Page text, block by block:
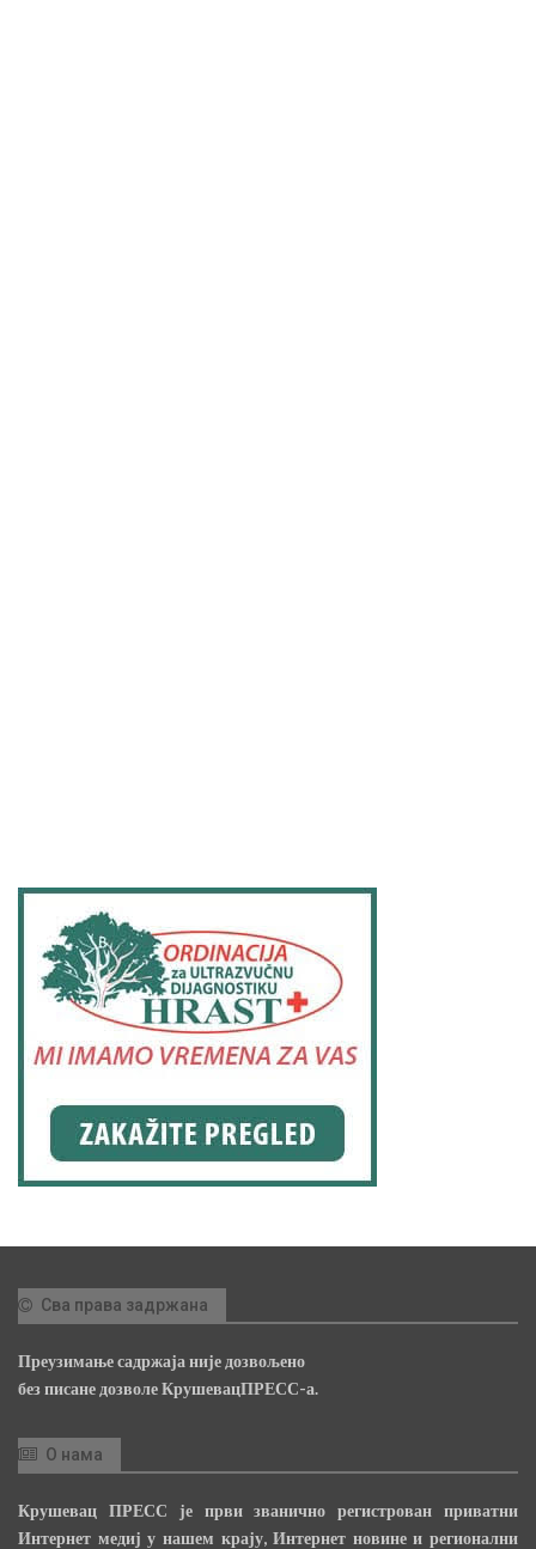
Сва права задржана
Преузимање садржаја није дозвољено
без писане дозволе КрушевацПРЕСС-а.
О нама
Крушевац ПРЕСС је први званично регистрован приватни
Интернет медиј у нашем крају, Интернет новине и регионални